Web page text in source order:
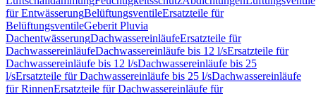
für EntwässerungBelüftungsventileErsatzteile für
BelüftungsventileGeberit Pluvia
DachentwässerungDachwassereinläufeErsatzteile für
DachwassereinläufeDachwassereinläufe bis 12 l/sErsatzteile für
Dachwassereinläufe bis 12 l/sDachwassereinläufe bis 25
l/sErsatzteile für Dachwassereinläufe bis 25 l/sDachwassereinläufe
für RinnenErsatzteile für Dachwassereinläufe für